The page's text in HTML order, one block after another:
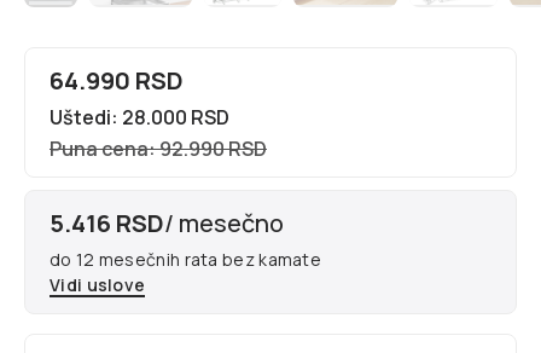
64.990 RSD
Uštedi: 28.000 RSD
Puna cena: 92.990 RSD
5.416 RSD/ mesečno
do 12 mesečnih rata bez kamate
Vidi uslove